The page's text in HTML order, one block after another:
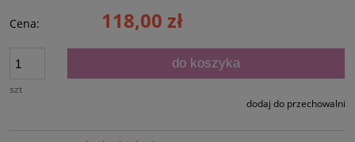
Cena: 118,00 zł
szt
do koszyka
dodaj do przechowalni